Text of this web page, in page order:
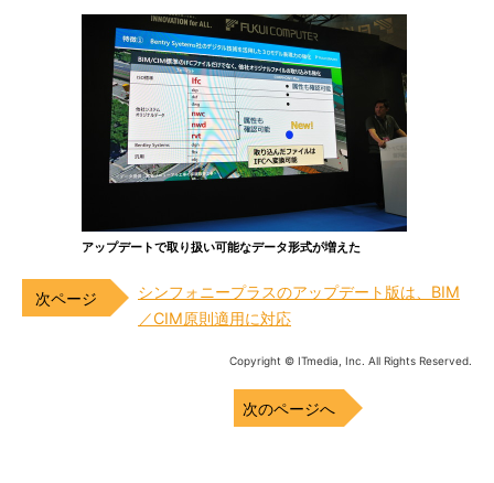
アップデートで取り扱い可能なデータ形式が増えた
シンフォニープラスのアップデート版は、BIM
／CIM原則適用に対応
Copyright © ITmedia, Inc. All Rights Reserved.
次のページへ